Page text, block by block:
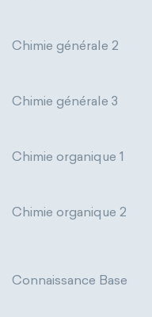
Chimie générale 2
Chimie générale 3
Chimie organique 1
Chimie organique 2
Connaissance Base